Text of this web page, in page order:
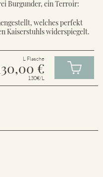
Burgunder, ein Terroir:
welches perfekt
Kaiserstuhls widerspiegelt.
L Flasche
€
130€/L